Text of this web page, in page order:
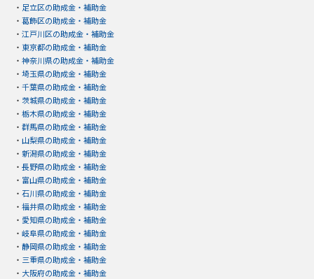
・ 足立区の助成金・補助金
・ 葛飾区の助成金・補助金
・ 江戸川区の助成金・補助金
・ 東京都の助成金・補助金
・ 神奈川県の助成金・補助金
・ 埼玉県の助成金・補助金
・ 千葉県の助成金・補助金
・ 茨城県の助成金・補助金
・ 栃木県の助成金・補助金
・ 群馬県の助成金・補助金
・ 山梨県の助成金・補助金
・ 新潟県の助成金・補助金
・ 長野県の助成金・補助金
・ 富山県の助成金・補助金
・ 石川県の助成金・補助金
・ 福井県の助成金・補助金
・ 愛知県の助成金・補助金
・ 岐阜県の助成金・補助金
・ 静岡県の助成金・補助金
・ 三重県の助成金・補助金
・ 大阪府の助成金・補助金